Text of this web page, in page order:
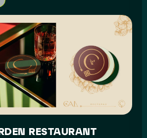
RESTAURANT